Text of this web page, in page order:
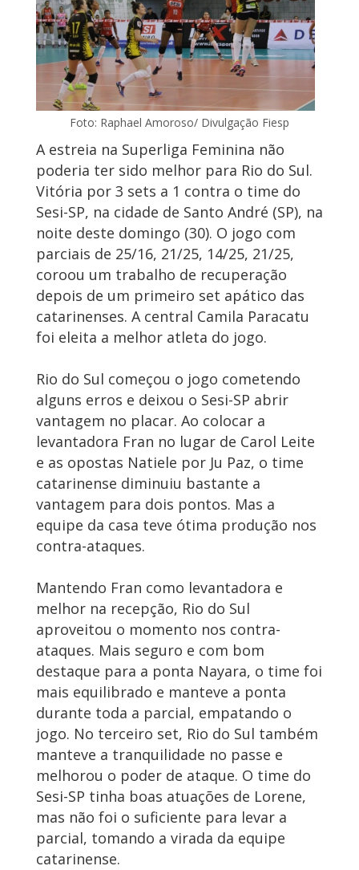
Foto: Raphael Amoroso/ Divulgação Fiesp
A estreia na Superliga Feminina não
poderia ter sido melhor para Rio do Sul.
Vitória por 3 sets a 1 contra o time do
Sesi-SP, na cidade de Santo André (SP), na
noite deste domingo (30). O jogo com
parciais de 25/16, 21/25, 14/25, 21/25,
coroou um trabalho de recuperação
depois de um primeiro set apático das
catarinenses. A central Camila Paracatu
foi eleita a melhor atleta do jogo.
Rio do Sul começou o jogo cometendo
alguns erros e deixou o Sesi-SP abrir
vantagem no placar. Ao colocar a
levantadora Fran no lugar de Carol Leite
e as opostas Natiele por Ju Paz, o time
catarinense diminuiu bastante a
vantagem para dois pontos. Mas a
equipe da casa teve ótima produção nos
contra-ataques.
Mantendo Fran como levantadora e
melhor na recepção, Rio do Sul
aproveitou o momento nos contra-
ataques. Mais seguro e com bom
destaque para a ponta Nayara, o time foi
mais equilibrado e manteve a ponta
durante toda a parcial, empatando o
jogo. No terceiro set, Rio do Sul também
manteve a tranquilidade no passe e
melhorou o poder de ataque. O time do
Sesi-SP tinha boas atuações de Lorene,
mas não foi o suficiente para levar a
parcial, tomando a virada da equipe
catarinense.